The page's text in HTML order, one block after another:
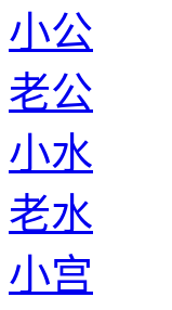
小公
老公
小水
老水
小宫